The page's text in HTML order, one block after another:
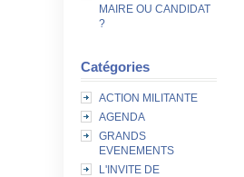
MAIRE OU CANDIDAT
?
Catégories
ACTION MILITANTE
AGENDA
GRANDS
EVENEMENTS
L'INVITE DE